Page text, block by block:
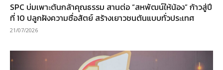
SPC บ่มเพาะต้นกล้าคุณธรรม สานต่อ “สหพัฒน์ให้น้อง” ก้าวสู่ปี
ที่ 10 ปลูกฝังความซื่อสัตย์ สร้างเยาวชนต้นแบบทั่วประเทศ
21/07/2026